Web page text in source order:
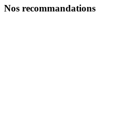
Nos recommandations